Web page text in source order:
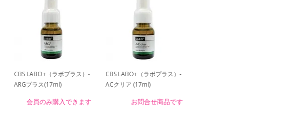
CBS LABO+（ラボプラス）-
ARGプラス(17ml)
会員のみ購入できます
CBS LABO+（ラボプラス）-
ACクリア (17ml)
お問合せ商品です